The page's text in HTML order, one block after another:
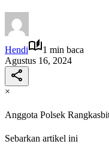
Hendi
1 min baca
Agustus 16, 2024
×
Anggota Polsek
Sebarkan artikel ini